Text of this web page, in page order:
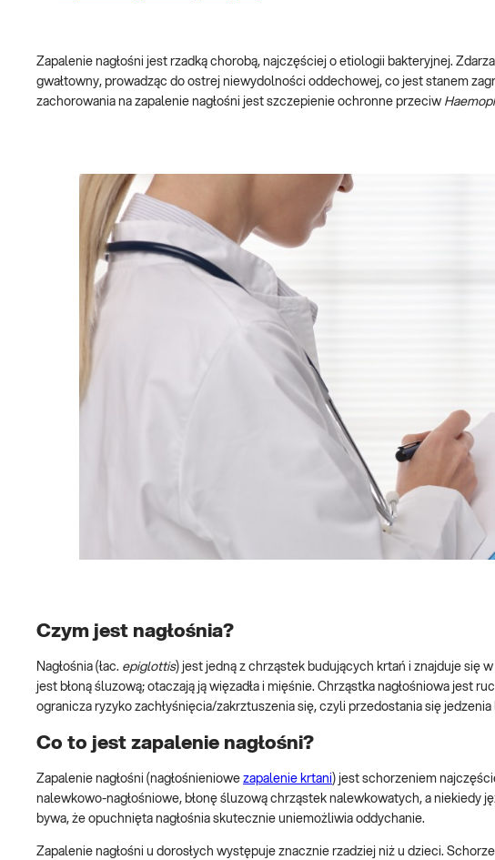
Zapalenie nagłośni jest rzadką chorobą, najczęściej o etiologii bakteryjnej.
gwałtowny, prowadząc do ostrej niewydolności oddechowej, co jest stanem
zachorowania na zapalenie nagłośni jest szczepienie ochronne przeciw
Czym jest nagłośnia?
Nagłośnia (łac. epiglottis) jest jedną z chrząstek budujących krtań i znajduje się
jest błoną śluzową; otaczają ją więzadła i mięśnie. Chrząstka nagłośniowa jest
ogranicza ryzyko zachłyśnięcia/zakrztuszenia się, czyli przedostania się
Co to jest zapalenie nagłośni?
Zapalenie nagłośni (nagłośnieniowe zapalenie krtani) jest schorzeniem
nalewkowo-nagłośniowe, błonę śluzową chrząstek nalewkowatych, a niekiedy
bywa, że opuchnięta nagłośnia skutecznie uniemożliwia oddychanie.
Zapalenie nagłośni u dorosłych występuje znacznie rzadziej niż u dzieci.